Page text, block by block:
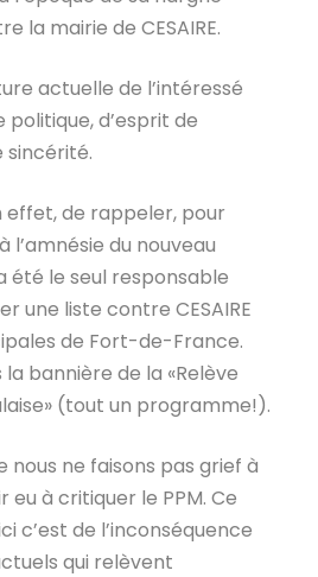
la mairie de CESAIRE.
actuelle de l’intéressé
d’esprit de
sincérité.
effet, de rappeler, pour
du nouveau
été le seul responsable
une liste contre CESAIRE
de Fort-de-France.
la bannière de la «Relève
(tout un programme!).
ne faisons pas grief à
eu à critiquer le PPM. Ce
c’est de l’inconséquence
qui relèvent